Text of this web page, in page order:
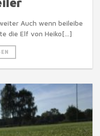
Auch wenn beileibe
die Elf von Heiko[...]